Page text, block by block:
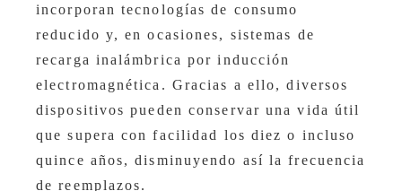
incorporan tecnologías de consumo
reducido y, en ocasiones, sistemas de
recarga inalámbrica por inducción
electromagnética. Gracias a ello, diversos
dispositivos pueden conservar una vida útil
que supera con facilidad los diez o incluso
quince años, disminuyendo así la frecuencia
de reemplazos.